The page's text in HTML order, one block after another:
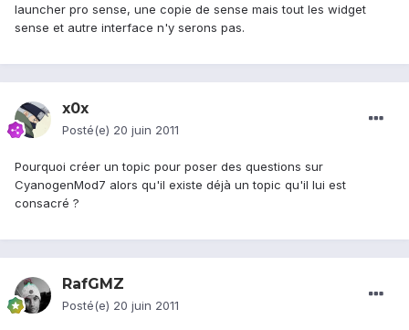
launcher pro sense, une copie de sense mais tout les widget
sense et autre interface n'y serons pas.
x0x
Posté(e) 20 juin 2011
Pourquoi créer un topic pour poser des questions sur
CyanogenMod7 alors qu'il existe déjà un topic qu'il lui est
consacré ?
RafGMZ
Posté(e) 20 juin 2011